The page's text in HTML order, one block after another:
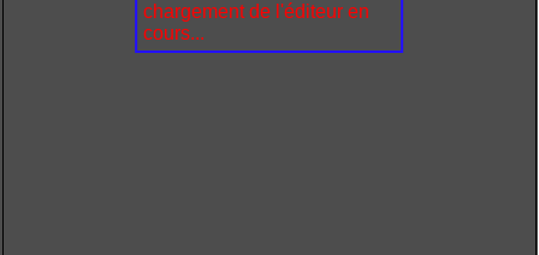
chargement de l'éditeur en
cours...